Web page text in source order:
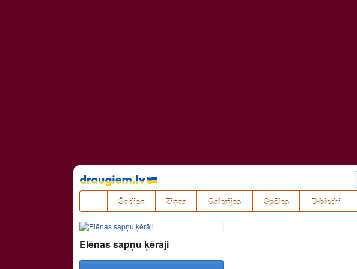
Pāriet
uz
saturu
Šodien Ziņas Galerijas Spēles D-biedri
Elēnas sapņu ķērāji